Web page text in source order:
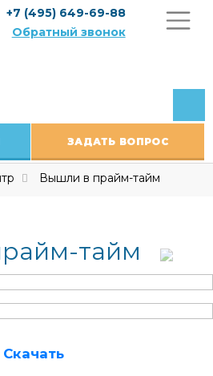
+7 (495) 649-69-88
Обратный звонок
ЗАДАТЬ ВОПРОС
Вышли в прайм-тайм
тайм
Скачать